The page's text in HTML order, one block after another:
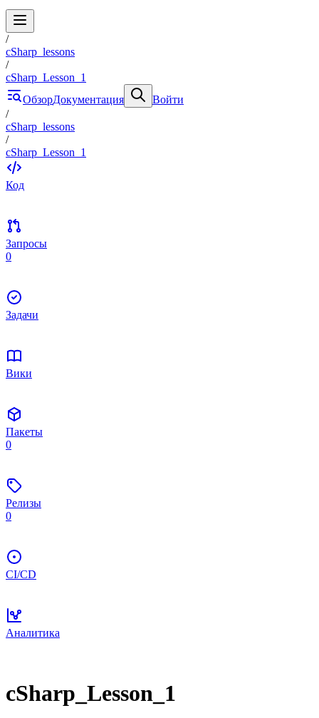
/
cSharp_lessons
/
cSharp_Lesson_1
ОбзорДокументация
Войти
/
cSharp_lessons
/
cSharp_Lesson_1
Код
Запросы
0
Задачи
Вики
Пакеты
0
Релизы
0
CI/CD
Аналитика
cSharp_Lesson_1